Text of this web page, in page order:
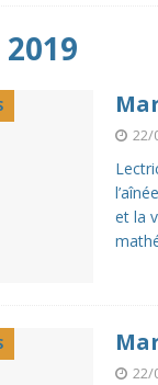
[ 28/09/2024 ]
22/
et la
22/